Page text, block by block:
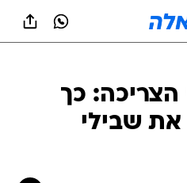
הצריכה: כך
את שבילי